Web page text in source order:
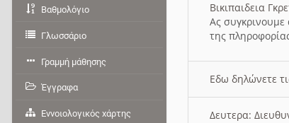
Βικιπαιδεια
Ας
της
Εδω δηλώνετε
Δευτερα:
Βαθμολόγιο
Γλωσσάριο
Γραμμή μάθησης
Έγγραφα
Εννοιολογικός χάρτης